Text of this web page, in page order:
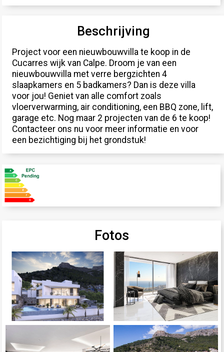
Beschrijving
Project voor een nieuwbouwvilla te koop in de
Cucarres wijk van Calpe. Droom je van een
nieuwbouwvilla met verre bergzichten 4
slaapkamers en 5 badkamers? Dan is deze villa
voor jou! Geniet van alle comfort zoals
vloerverwarming, air conditioning, een BBQ zone, lift,
garage etc. Nog maar 2 projecten van de 6 te koop!
Contacteer ons nu voor meer informatie en voor
een bezichtiging bij het grondstuk!
Fotos